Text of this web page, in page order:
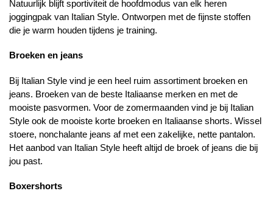
Natuurlijk blijft sportiviteit de hoofdmodus van elk heren
joggingpak van Italian Style. Ontworpen met de fijnste stoffen
die je warm houden tijdens je training.
Broeken en jeans
Bij Italian Style vind je een heel ruim assortiment broeken en
jeans. Broeken van de beste Italiaanse merken en met de
mooiste pasvormen. Voor de zomermaanden vind je bij Italian
Style ook de mooiste korte broeken en Italiaanse shorts. Wissel
stoere, nonchalante jeans af met een zakelijke, nette pantalon.
Het aanbod van Italian Style heeft altijd de broek of jeans die bij
jou past.
Boxershorts